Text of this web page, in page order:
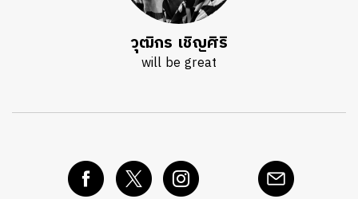
วุฒิกร เชิญศิริ
will be great